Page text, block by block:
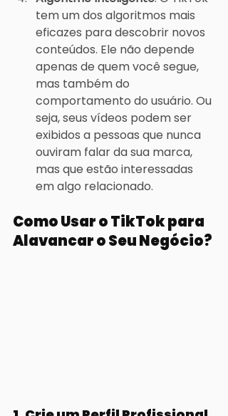
tem um dos algoritmos mais
eficazes para descobrir novos
conteúdos. Ele não depende
apenas de quem você segue,
mas também do
comportamento do usuário. Ou
seja, seus vídeos podem ser
exibidos a pessoas que nunca
ouviram falar da sua marca,
mas que estão interessadas
em algo relacionado.
Como Usar o TikTok para
Alavancar o Seu Negócio?